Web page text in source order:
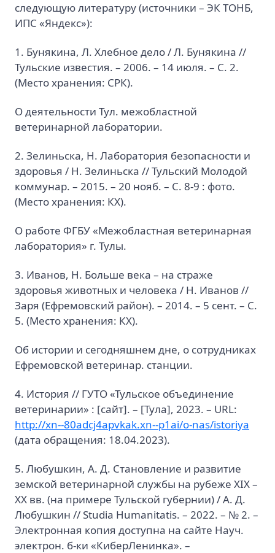
следующую литературу (источники – ЭК ТОНБ,
ИПС «Яндекс»):
1. Бунякина, Л. Хлебное дело / Л. Бунякина //
Тульские известия. – 2006. – 14 июля. – С. 2.
(Место хранения: СРК).
О деятельности Тул. межобластной
ветеринарной лаборатории.
2. Зелиньска, Н. Лаборатория безопасности и
здоровья / Н. Зелиньска // Тульский Молодой
коммунар. – 2015. – 20 нояб. – С. 8-9 : фото.
(Место хранения: КХ).
О работе ФГБУ «Межобластная ветеринарная
лаборатория» г. Тулы.
3. Иванов, Н. Больше века – на страже
здоровья животных и человека / Н. Иванов //
Заря (Ефремовский район). – 2014. – 5 сент. – С.
5. (Место хранения: КХ).
Об истории и сегодняшнем дне, о сотрудниках
Ефремовской ветеринар. станции.
4. История // ГУТО «Тульское объединение
ветеринарии» : [сайт]. – [Тула], 2023. – URL:
http://xn--80adcj4apvkak.xn--p1ai/o-nas/istoriya
(дата обращения: 18.04.2023).
5. Любушкин, А. Д. Становление и развитие
земской ветеринарной службы на рубеже XIX –
ХХ вв. (на примере Тульской губернии) / А. Д.
Любушкин // Studia Humanitatis. – 2022. – № 2. –
Электронная копия доступна на сайте Науч.
электрон. б-ки «КиберЛенинка». –